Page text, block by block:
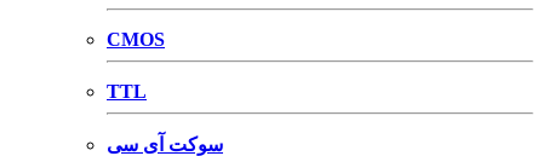
CMOS
TTL
سوکت آی سی